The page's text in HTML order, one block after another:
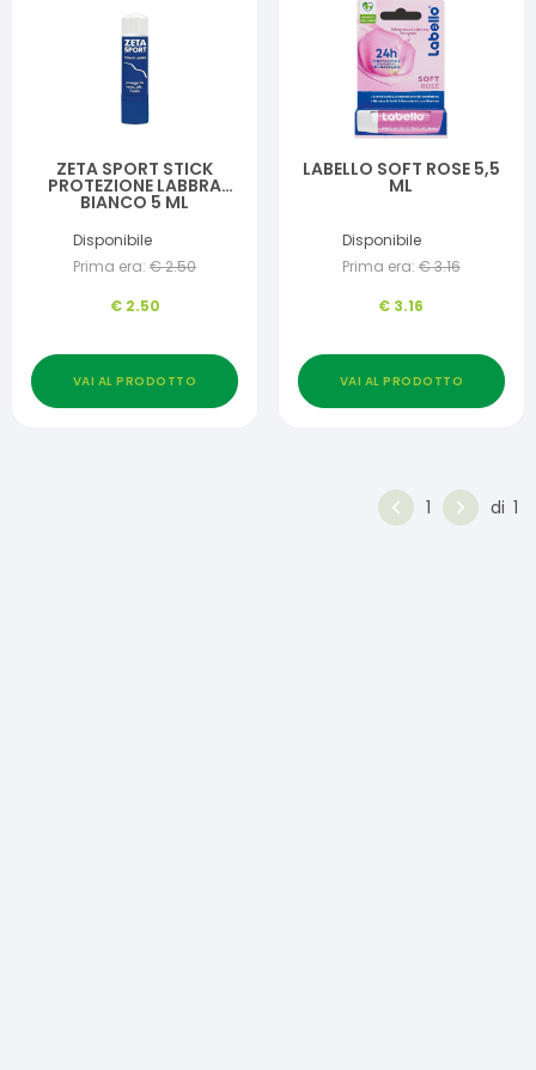
ZETA SPORT STICK
PROTEZIONE LABBRA
BIANCO 5 ML
Disponibile
Prima era: €2.50
€ 2.50
VAI AL PRODOTTO
LABELLO SOFT ROSE 5,5
ML
Disponibile
Prima era: €3.16
€ 3.16
VAI AL PRODOTTO
1 di 1